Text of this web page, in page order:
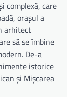
complexă, care
orașul a
arhitect
să se îmbine
De-a
istorice
și Mișcarea